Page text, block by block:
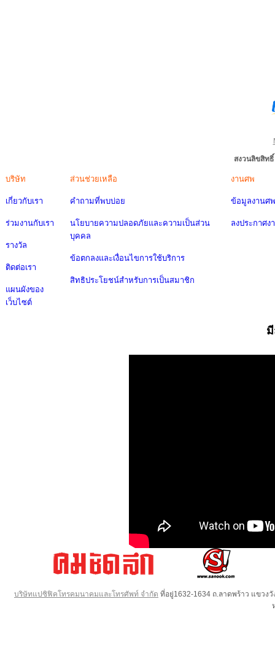
สงวนลิขสิท
บริษัท
เกี่ยวกับเรา
ร่วมงานกับเรา
รางวัล
ติดต่อเรา
แผนผังของ
เว็บไซต์
ส่วนช่วยเหลือ
คำถามที่พบบ่อย
นโยบายความปลอดภัยและความเป็นส่วน
บุคคล
ข้อตกลงและเงื่อนไขการใช้บริการ
สิทธิประโยชน์สำหรับการเป็นสมาชิก
งานศพ
ข้อมูลงานศพ
ลงประกาศง
บริษัทแปซิฟิคโทรคมนาคมและโทรศัพท์ จำกัด ที่อยู่1632-1634 ถ.ลาดพร้าว แขวง